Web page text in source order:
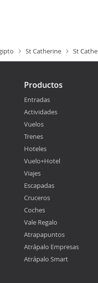
St Catherine St
Productos
Entradas
Actividades
Vuelos
Trenes
Hoteles
Vuelo+Hotel
Viajes
Escapadas
Cruceros
Coches
Vale Regalo
Atrapapuntos
Atrápalo Empresas
Atrápalo Smart